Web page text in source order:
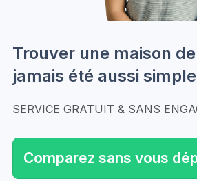
Trouver une maison de
jamais été aussi
SERVICE GRATUIT & SANS
Comparez sans vous